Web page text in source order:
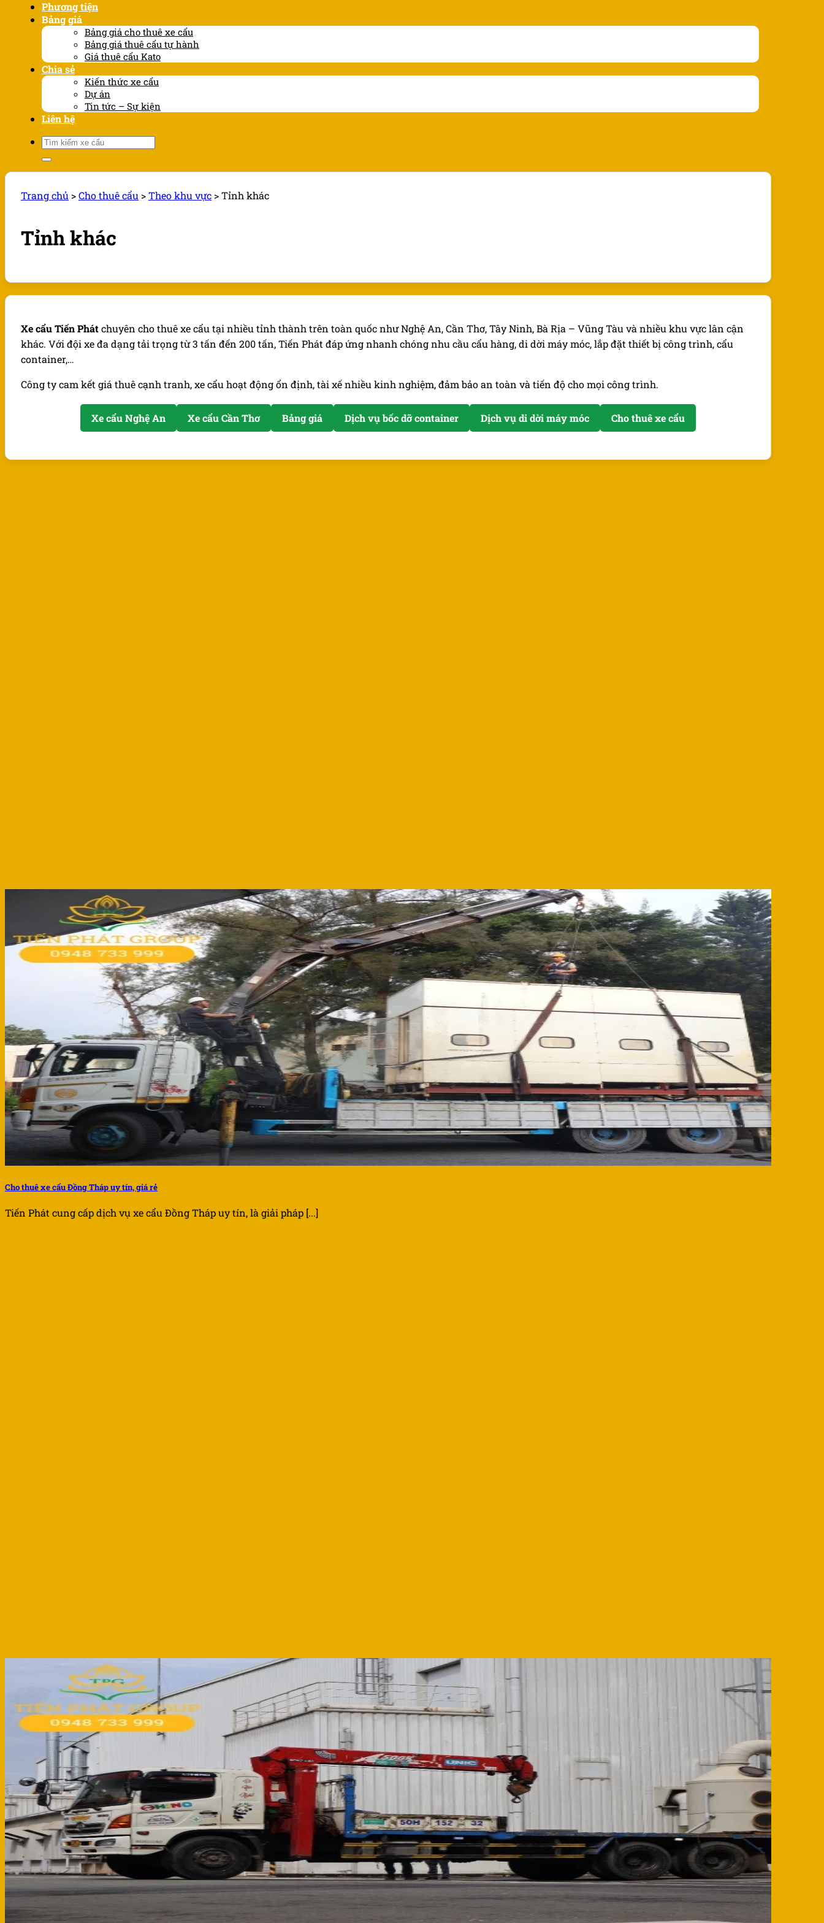
Phương tiện
Bảng giá
Bảng giá cho thuê xe cẩu
Bảng giá thuê cẩu tự hành
Giá thuê cẩu Kato
Chia sẻ
Kiến thức xe cẩu
Dự án
Tin tức – Sự kiện
Liên hệ
Tìm
Trang chủ >Cho thuê cẩu >Theo khu vực >Tỉnh khác
Tỉnh khác
Xe cẩu Tiến Phátchuyên cho thuê xe cẩu tại nhiều tỉnh thành trên toàn quốc như Nghệ An, Cần Thơ, Tây Ninh, Bà Rịa – Vũng Tàu và nhiều khu vực lân cận
khác. Với đội xe đa dạng tải trọng từ 3 tấn đến 200 tấn, Tiến Phát đáp ứng nhanh chóng nhu cầu cẩu hàng, di dời máy móc, lắp đặt thiết bị công trình, cẩu
container,…
Công ty cam kết giá thuê cạnh tranh, xe cẩu hoạt động ổn định, tài xế nhiều kinh nghiệm, đảm bảo an toàn và tiến độ cho mọi công trình.
Xe cẩu Nghệ An Xe cẩu Cần Thơ Bảng giá Dịch vụ bốc dỡ container Dịch vụ di dời máy móc Cho thuê xe cẩu
Cho thuê xe cẩu Đồng Tháp uy tín, giá rẻ
Tiến Phát cung cấp dịch vụ xe cẩu Đồng Tháp uy tín, là giải pháp [...]